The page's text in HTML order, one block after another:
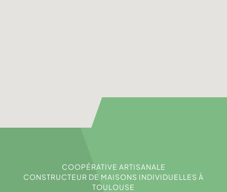
COOPÉRATIVE ARTISANALE
CONSTRUCTEUR DE MAISONS INDIVIDUELLES À
TOULOUSE